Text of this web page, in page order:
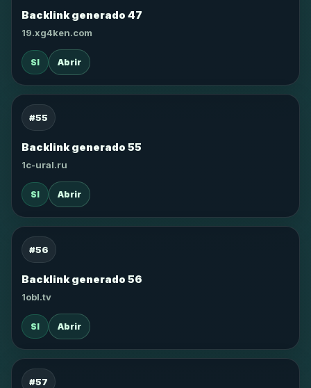
Backlink generado 47
19.xg4ken.com
SI Abrir
#55
Backlink generado 55
1c-ural.ru
SI Abrir
#56
Backlink generado 56
1obl.tv
SI Abrir
#57